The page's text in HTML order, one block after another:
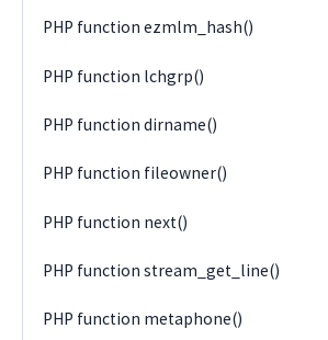
PHP function ezmlm_hash()
PHP function lchgrp()
PHP function dirname()
PHP function fileowner()
PHP function next()
PHP function stream_get_line()
PHP function metaphone()